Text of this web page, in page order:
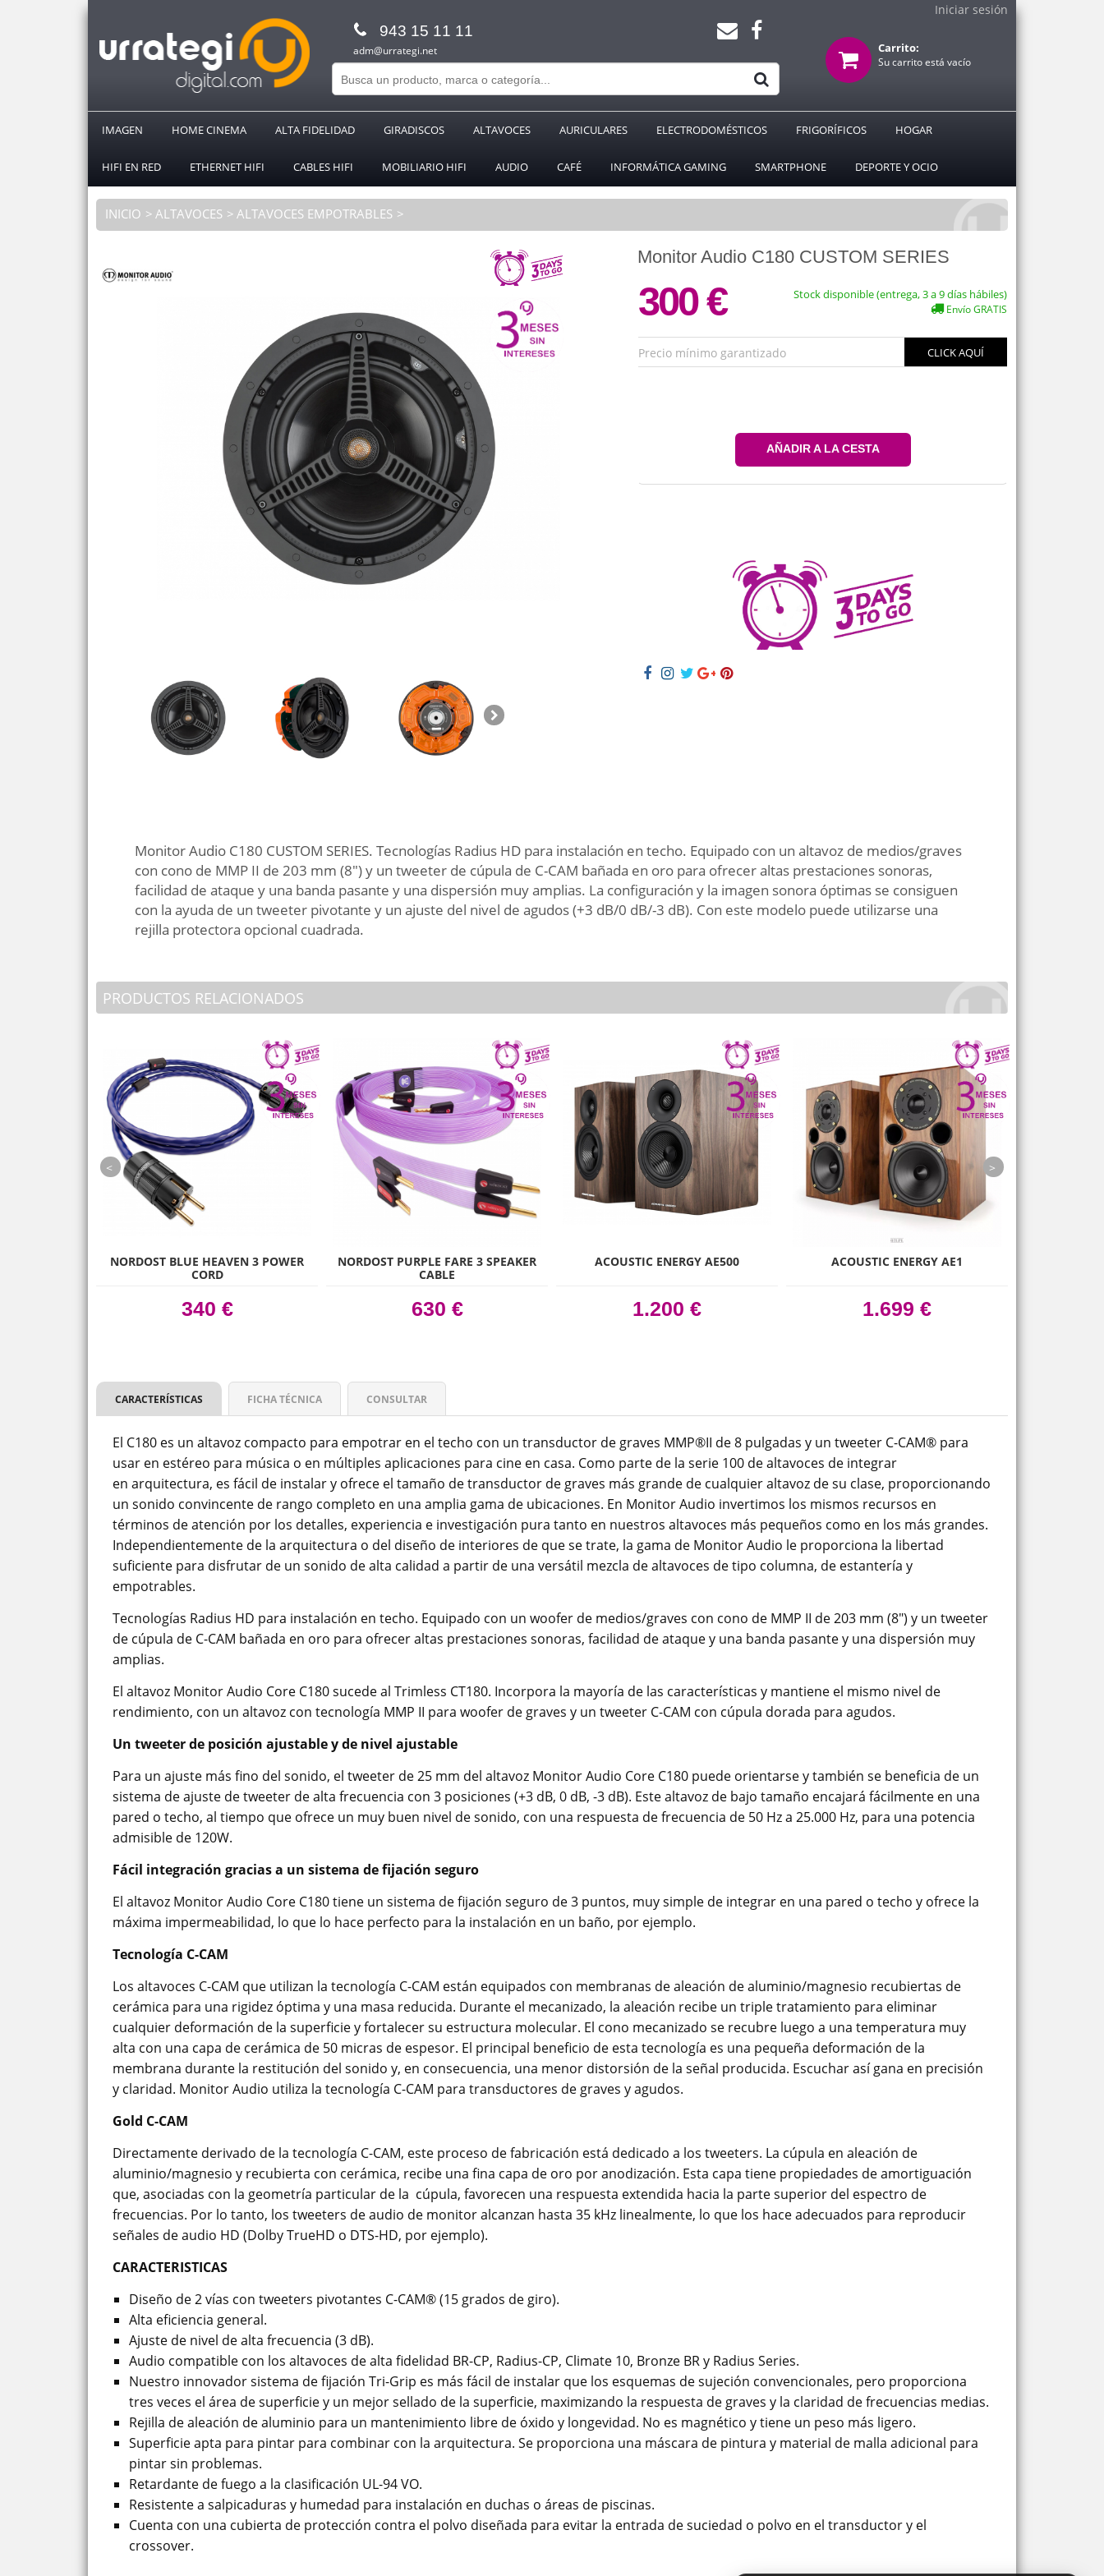
Iniciar sesión
943 15 11 11
adm@urrategi.net Carrito:
Su carrito está vacío
IMAGEN HOME CINEMA ALTA FIDELIDAD GIRADISCOS ALTAVOCES AURICULARES ELECTRODOMÉSTICOS FRIGORÍFICOS HOGAR
HIFI EN RED ETHERNET HIFI CABLES HIFI MOBILIARIO HIFI AUDIO CAFÉ INFORMÁTICA GAMING SMARTPHONE DEPORTE Y OCIO
INICIO ALTAVOCES ALTAVOCES EMPOTRABLES
Monitor Audio C180 CUSTOM SERIES
300 € Stock disponible (entrega, 3 a 9 días hábiles)
Envío GRATIS
Precio mínimo garantizado CLICK AQUÍ
AÑADIR A LA CESTA
Monitor Audio C180 CUSTOM SERIES. Tecnologías Radius HD para instalación en techo. Equipado con un altavoz de medios/graves
con cono de MMP II de 203 mm (8") y un tweeter de cúpula de C-CAM bañada en oro para ofrecer altas prestaciones sonoras,
facilidad de ataque y una banda pasante y una dispersión muy amplias. La configuración y la imagen sonora óptimas se consiguen
con la ayuda de un tweeter pivotante y un ajuste del nivel de agudos (+3 dB/0 dB/-3 dB). Con este modelo puede utilizarse una
rejilla protectora opcional cuadrada.
PRODUCTOS RELACIONADOS
NORDOST BLUE HEAVEN 3 POWER
CORD
340 €
NORDOST PURPLE FARE 3 SPEAKER
CABLE
630 €
ACOUSTIC ENERGY AE500
1.200 €
ACOUSTIC ENERGY AE1
1.699 €
prev
CARACTERÍSTICAS FICHA TÉCNICA CONSULTAR
El C180 es un altavoz compacto para empotrar en el techo con un transductor de graves MMP®II de 8 pulgadas y un tweeter C-CAM® para
usar en estéreo para música o en múltiples aplicaciones para cine en casa. Como parte de la serie 100 de altavoces de integrar
en arquitectura, es fácil de instalar y ofrece el tamaño de transductor de graves más grande de cualquier altavoz de su clase, proporcionando
un sonido convincente de rango completo en una amplia gama de ubicaciones. En Monitor Audio invertimos los mismos recursos en
términos de atención por los detalles, experiencia e investigación pura tanto en nuestros altavoces más pequeños como en los más grandes.
Independientemente de la arquitectura o del diseño de interiores de que se trate, la gama de Monitor Audio le proporciona la libertad
suficiente para disfrutar de un sonido de alta calidad a partir de una versátil mezcla de altavoces de tipo columna, de estantería y
empotrables.
Tecnologías Radius HD para instalación en techo. Equipado con un woofer de medios/graves con cono de MMP II de 203 mm (8") y un tweeter
de cúpula de C-CAM bañada en oro para ofrecer altas prestaciones sonoras, facilidad de ataque y una banda pasante y una dispersión muy
amplias.
El altavoz Monitor Audio Core C180 sucede al Trimless CT180. Incorpora la mayoría de las características y mantiene el mismo nivel de
rendimiento, con un altavoz con tecnología MMP II para woofer de graves y un tweeter C-CAM con cúpula dorada para agudos.
Un tweeter de posición ajustable y de nivel ajustable
Para un ajuste más fino del sonido, el tweeter de 25 mm del altavoz Monitor Audio Core C180 puede orientarse y también se beneficia de un
sistema de ajuste de tweeter de alta frecuencia con 3 posiciones (+3 dB, 0 dB, -3 dB). Este altavoz de bajo tamaño encajará fácilmente en una
pared o techo, al tiempo que ofrece un muy buen nivel de sonido, con una respuesta de frecuencia de 50 Hz a 25.000 Hz, para una potencia
admisible de 120W.
Fácil integración gracias a un sistema de fijación seguro
El altavoz Monitor Audio Core C180 tiene un sistema de fijación seguro de 3 puntos, muy simple de integrar en una pared o techo y ofrece la
máxima impermeabilidad, lo que lo hace perfecto para la instalación en un baño, por ejemplo.
Tecnología C-CAM
Los altavoces C-CAM que utilizan la tecnología C-CAM están equipados con membranas de aleación de aluminio/magnesio recubiertas de
cerámica para una rigidez óptima y una masa reducida. Durante el mecanizado, la aleación recibe un triple tratamiento para eliminar
cualquier deformación de la superficie y fortalecer su estructura molecular. El cono mecanizado se recubre luego a una temperatura muy
alta con una capa de cerámica de 50 micras de espesor. El principal beneficio de esta tecnología es una pequeña deformación de la
membrana durante la restitución del sonido y, en consecuencia, una menor distorsión de la señal producida. Escuchar así gana en precisión
y claridad. Monitor Audio utiliza la tecnología C-CAM para transductores de graves y agudos.
Gold C-CAM
Directamente derivado de la tecnología C-CAM, este proceso de fabricación está dedicado a los tweeters. La cúpula en aleación de
aluminio/magnesio y recubierta con cerámica, recibe una fina capa de oro por anodización. Esta capa tiene propiedades de amortiguación
que, asociadas con la geometría particular de la cúpula, favorecen una respuesta extendida hacia la parte superior del espectro de
frecuencias. Por lo tanto, los tweeters de audio de monitor alcanzan hasta 35 kHz linealmente, lo que los hace adecuados para reproducir
señales de audio HD (Dolby TrueHD o DTS-HD, por ejemplo).
CARACTERISTICAS
Diseño de 2 vías con tweeters pivotantes C-CAM® (15 grados de giro).
Alta eficiencia general.
Ajuste de nivel de alta frecuencia (3 dB).
Audio compatible con los altavoces de alta fidelidad BR-CP, Radius-CP, Climate 10, Bronze BR y Radius Series.
Nuestro innovador sistema de fijación Tri-Grip es más fácil de instalar que los esquemas de sujeción convencionales, pero proporciona
tres veces el área de superficie y un mejor sellado de la superficie, maximizando la respuesta de graves y la claridad de frecuencias medias.
Rejilla de aleación de aluminio para un mantenimiento libre de óxido y longevidad. No es magnético y tiene un peso más ligero.
Superficie apta para pintar para combinar con la arquitectura. Se proporciona una máscara de pintura y material de malla adicional para
pintar sin problemas.
Retardante de fuego a la clasificación UL-94 VO.
Resistente a salpicaduras y humedad para instalación en duchas o áreas de piscinas.
Cuenta con una cubierta de protección contra el polvo diseñada para evitar la entrada de suciedad o polvo en el transductor y el
crossover.